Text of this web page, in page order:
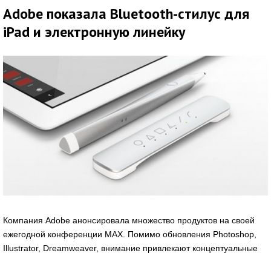
Adobe показала Bluetooth-стилус для
iPad и электронную линейку
Компания Adobe анонсировала множество продуктов на своей
ежегодной конференции MAX. Помимо обновления Photoshop,
Illustrator, Dreamweaver, внимание привлекают концептуальные